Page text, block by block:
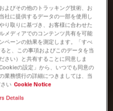
よびその他のトラッキング技術、お
社に提供するデータの一部を使用し
り取りに基づき、お客様に合わせた
メディアでのコンテンツ共有を可能
ペーンの効果を測定します。「すべ
と、この事項およびこのデータを当
さい）と共有することに同意しま
の設定」から、いつでも同意の
業務慣行の詳細につきましては、当
い Cookie Notice
Details